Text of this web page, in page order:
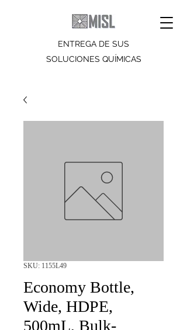
ENTREGA DE SUS
SOLUCIONES QUÍMICAS
SKU: 1155L49
Economy Bottle,
Wide, HDPE,
500mL, Bulk-